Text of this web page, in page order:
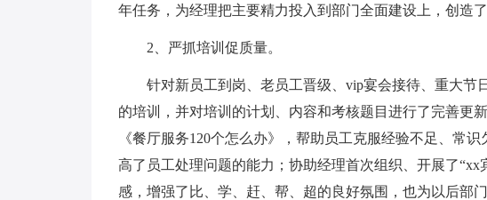
年任务，为经理把主要精力投入到部门全面建设上，创造了
2、严抓培训促质量。
针对新员工到岗、老员工晋级、vip宴会接待、重大节
的培训，并对培训的计划、内容和考核题目进行了完善更
《餐厅服务120个怎么办》，帮助员工克服经验不足、常
高了员工处理问题的能力；协助经理首次组织、开展了
感，增强了比、学、赶、帮、超的良好氛围，也为以后部